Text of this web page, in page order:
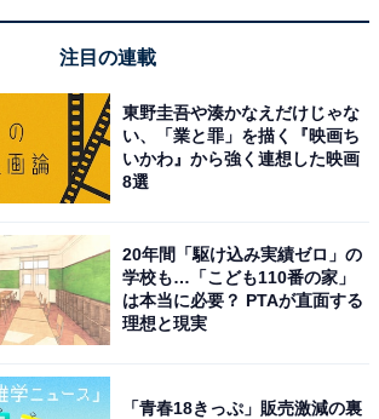
注目の連載
東野圭吾や湊かなえだけじゃな
い、「業と罪」を描く『映画ち
いかわ』から強く連想した映画
8選
20年間「駆け込み実績ゼロ」の
学校も…「こども110番の家」
は本当に必要？ PTAが直面する
理想と現実
「青春18きっぷ」販売激減の裏